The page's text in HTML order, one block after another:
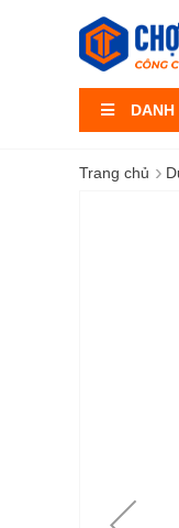
DANH
Trang chủ ›